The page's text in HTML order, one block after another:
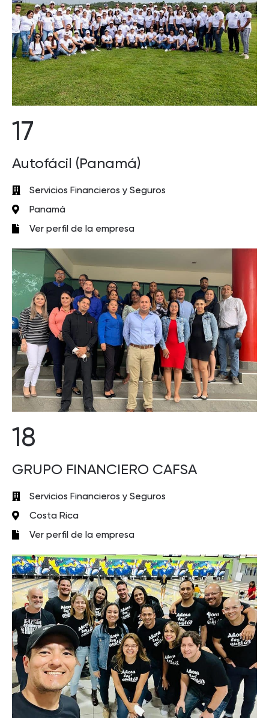
17
Autofácil (Panamá)
Servicios Financieros y Seguros
Panamá
Ver perfil de la empresa
18
GRUPO FINANCIERO CAFSA
Servicios Financieros y Seguros
Costa Rica
Ver perfil de la empresa